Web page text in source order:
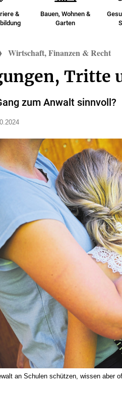
&
Bauen, Wohnen &
Garten
Wirtschaft, Finanzen & Recht
Tritte
zum Anwalt sinnvoll?
an Schulen schützen, wissen aber